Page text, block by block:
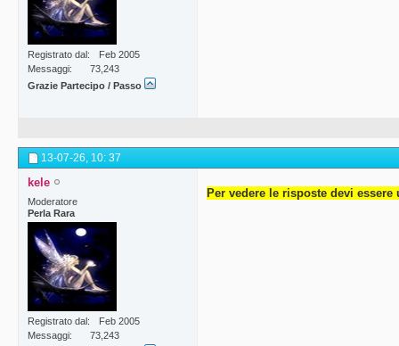
Registrato dal
Feb 2005
Messaggi
73,243
Grazie Partecipo / Passo
13-07-26, 10: 37
kele
Moderatore
Perla Rara
Registrato dal
Feb 2005
Messaggi
73,243
Per vedere le risposte devi essere